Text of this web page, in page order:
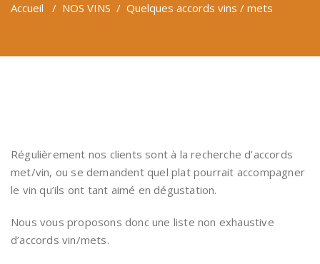
Accueil / NOS VINS / Quelques accords vins / mets
Régulièrement nos clients sont à la recherche d’accords
met/vin, ou se demandent quel plat pourrait accompagner
le vin qu’ils ont tant aimé en dégustation.
Nous vous proposons donc une liste non exhaustive
d’accords vin/mets.